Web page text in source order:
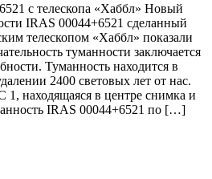
с телескопа «Хаббл» Новый
IRAS 00044+6521 сделанный
телескопом «Хаббл» показали
туманности заключается
Туманность находится в
2400 световых лет от нас.
1, находящаяся в центре снимка и
IRAS 00044+6521 по […]